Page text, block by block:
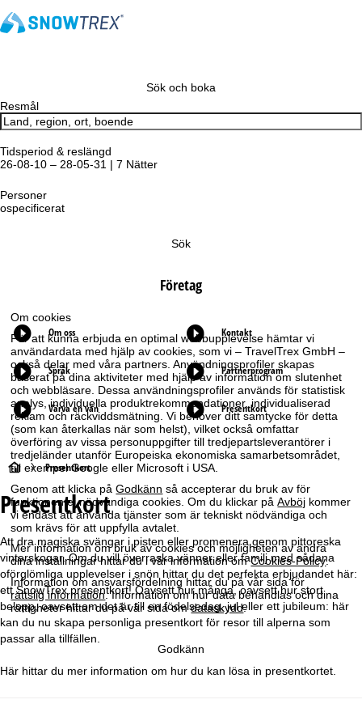
Om cookies
För att kunna erbjuda en optimal webbupplevelse hämtar vi
användardata med hjälp av cookies, som vi – TravelTrex GmbH –
också delar med våra partners. Användningsprofiler skapas
baserat på dina aktiviteter med hjälp av information om slutenhet
och webbläsare. Dessa användningsprofiler används för statistisk
analys, individuella produktrekommendationer, individualiserad
reklam och räckviddsmätning. Vi behöver ditt samtycke för detta
(som kan återkallas när som helst), vilket också omfattar
överföring av vissa personuppgifter till tredjepartsleverantörer i
tredjeländer utanför Europeiska ekonomiska samarbetsområdet,
till exempel Google eller Microsoft i USA.
Genom att klicka påGodkänn så accepterar du bruk av för
funktionen ej nödvändiga cookies. Om du klickar påAvböj kommer
vi endast att använda tjänster som är tekniskt nödvändiga och
som krävs för att uppfylla avtalet.
Mer information om bruk av cookies och möjligheten av ändra
dina inställningar hittar du i vår information omCookies-Policy.
Information om ansvarsfördelning hittar du på vår sida för
rättslig information. Information om hur data behandlas och dina
rättigheter hittar du på vår sida omdataskydd.
Godkänn
Sök och boka
Resmål
Tidsperiod & reslängd
26-08-10 – 28-05-31 | 7 Nätter
Personer
ospecificerat
Sök
Företag
Om oss Kontakt
Språk Partnerprogram
Värva en vän Presentkort
S
t
a
r
t
i
Presentkort
Presentkort
Att dra magiska svängar i pisten eller promenera genom pittoreska
vinterskogar. Om du vill överraska vänner eller familj med sådana
oförglömliga upplevelser i snön hittar du det perfekta erbjudandet här:
ett SnowTrex presentkort! Oavsett hur många, oavsett hur stort
belopp, oavsett om det är till en födelsedag, jul eller ett jubileum: här
kan du nu skapa personliga presentkort för resor till alperna som
passar alla tillfällen.
Här hittar du mer information om hur du kan lösa in presentkortet